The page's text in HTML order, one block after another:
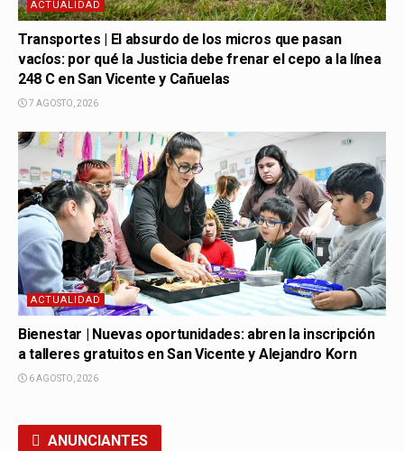
ACTUALIDAD
Transportes | El absurdo de los micros que pasan
vacíos: por qué la Justicia debe frenar el cepo a la línea
248 C en San Vicente y Cañuelas
7 AGOSTO, 2026
ACTUALIDAD
Bienestar | Nuevas oportunidades: abren la inscripción
a talleres gratuitos en San Vicente y Alejandro Korn
6 AGOSTO, 2026
ANUNCIANTES